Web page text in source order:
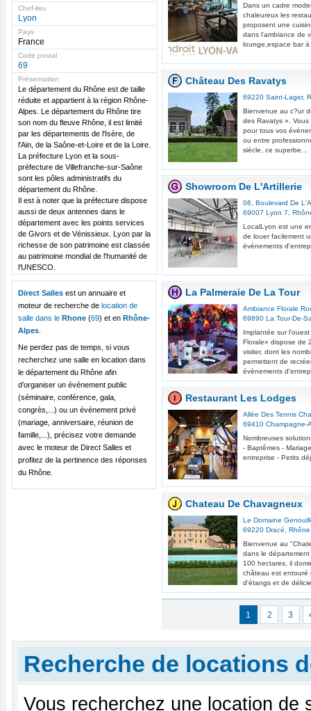
Chef-lieu
Lyon
Pays
France
Code postal
69
Présentation
Le département du Rhône est de taille
réduite et appartient à la région Rhône-
Alpes. Le département du Rhône tire
son nom du fleuve Rhône, il est limité
par les départements de l'Isère, de
l'Ain, de la Saône-et-Loire et de la Loire.
La préfecture Lyon et la sous-
préfecture de Villefranche-sur-Saône
sont les pôles administratifs du
département du Rhône.
Il est à noter que la préfecture dispose
aussi de deux antennes dans le
département avec les points services
de Givors et de Vénissieux. Lyon par la
richesse de son patrimoine est classée
au patrimoine mondial de l'humanité de
l'UNESCO.
Direct Salles est un annuaire et
moteur de recherche de location de
salle dans le Rhone (69) et en Rhône-
Alpes
Ne perdez pas de temps, si vous
recherchez une salle en location dans
le département du Rhône afin
d’organiser un événement public
(séminaire, conférence, gala,
congrès,...) ou un événement privé
(mariage, anniversaire, réunion de
famille,...), précisez votre demande
avec le moteur de Direct Salles et
profitez de la pertinence des réponses
du Rhône.
Dans un cadre
chaleureux les
proposent une
dans l'ambiance de
lounge,espace bar
Château Des Ravatys
69220 Saint-Lager,
Bienvenue au c?ur
des Ravatys ».
pour tous vos
ou entre
siècle, ce superbe...
Showroom De L'Artillerie
06, Boulevard De
69007 Lyon 7
LocalLyon est une
de louer facilement
événements
La Palmeraie De La Tour
Ambiance Florale
69890 La Tour-De-
Implantée sur
Florale» dispose de
visiter, dont les
permettent de
évènements
Restaurant Les Lodges
Allée Des Tennis
69410 Champagne-
Nombreuses
- Baptêmes -
entreprise - Petits
Chateau De Chavagneux
Le Domaine
69220 Dracé
Rhône
Bienvenue au
dans le
100 hectares, il
château est entouré
d'étangs et de
1 2 3
Recherche de locations
Vous recherchez une location de